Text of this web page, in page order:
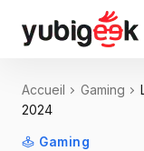
Accueil Gaming
2024
Gaming